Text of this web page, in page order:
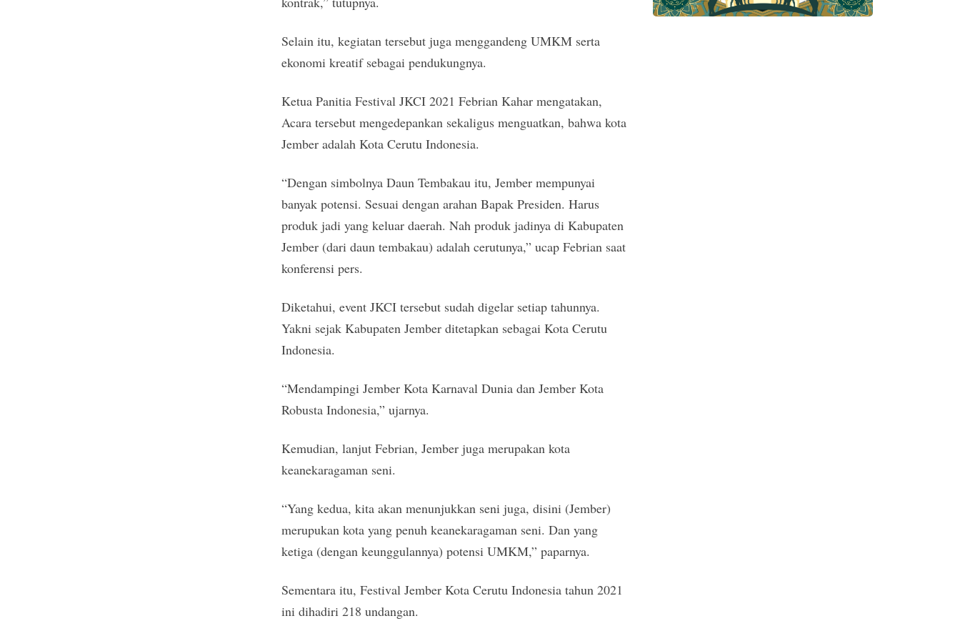
Selain itu, kegiatan tersebut juga menggandeng UMKM serta
ekonomi kreatif sebagai pendukungnya.
Ketua Panitia Festival JKCI 2021 Febrian Kahar mengatakan,
Acara tersebut mengedepankan sekaligus menguatkan, bahwa kota
Jember adalah Kota Cerutu Indonesia.
“Dengan simbolnya Daun Tembakau itu, Jember mempunyai
banyak potensi. Sesuai dengan arahan Bapak Presiden. Harus
produk jadi yang keluar daerah. Nah produk jadinya di Kabupaten
Jember (dari daun tembakau) adalah cerutunya,” ucap Febrian saat
konferensi pers.
Diketahui, event JKCI tersebut sudah digelar setiap tahunnya.
Yakni sejak Kabupaten Jember ditetapkan sebagai Kota Cerutu
Indonesia.
“Mendampingi Jember Kota Karnaval Dunia dan Jember Kota
Robusta Indonesia,” ujarnya.
Kemudian, lanjut Febrian, Jember juga merupakan kota
keanekaragaman seni.
“Yang kedua, kita akan menunjukkan seni juga, disini (Jember)
merupukan kota yang penuh keanekaragaman seni. Dan yang
ketiga (dengan keunggulannya) potensi UMKM,” paparnya.
Sementara itu, Festival Jember Kota Cerutu Indonesia tahun 2021
ini dihadiri 218 undangan.